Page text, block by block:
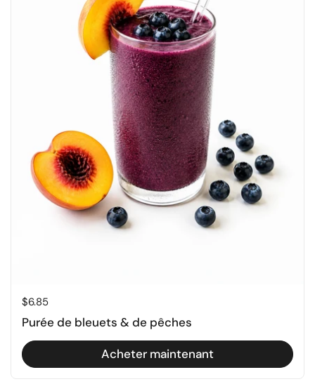
Prix régulier
$6.85
Purée de bleuets & de pêches
Acheter maintenant